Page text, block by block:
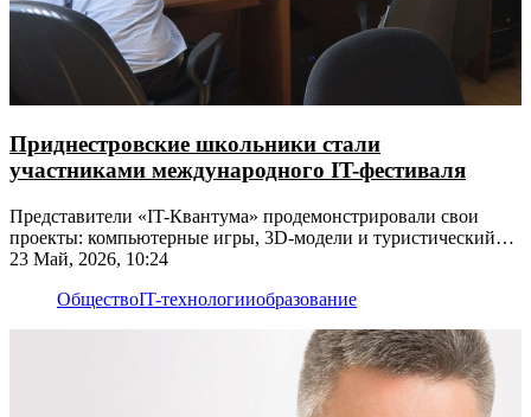
Приднестровские школьники стали
участниками международного IT-фестиваля
Представители «IT-Квантума» продемонстрировали свои
проекты: компьютерные игры, 3D-модели и туристический
сайт
23 Май, 2026, 10:24
ОбществоIT-технологииобразование